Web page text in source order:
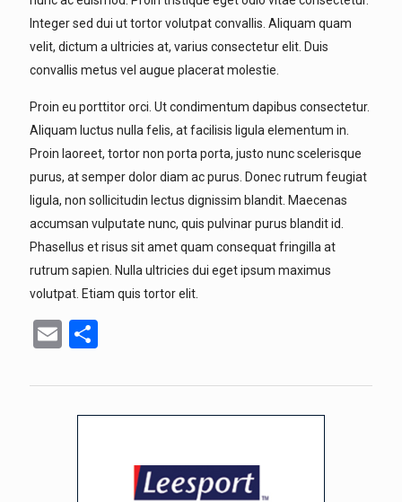
Integer sed dui ut tortor volutpat convallis. Aliquam quam
velit, dictum a ultricies at, varius consectetur elit. Duis
convallis metus vel augue placerat molestie.
Proin eu porttitor orci. Ut condimentum dapibus consectetur.
Aliquam luctus nulla felis, at facilisis ligula elementum in.
Proin laoreet, tortor non porta porta, justo nunc scelerisque
purus, at semper dolor diam ac purus. Donec rutrum feugiat
ligula, non sollicitudin lectus dignissim blandit. Maecenas
accumsan vulputate nunc, quis pulvinar purus blandit id.
Phasellus et risus sit amet quam consequat fringilla at
rutrum sapien. Nulla ultricies dui eget ipsum maximus
volutpat. Etiam quis tortor elit.
Email